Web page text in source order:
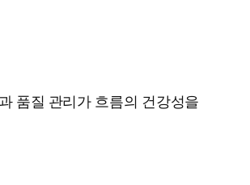
품질 관리가 흐름의 건강성을